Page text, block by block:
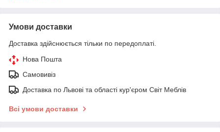
Умови доставки
Доставка здійснюється тільки по передоплаті.
Нова Пошта
Самовивіз
Доставка по Львові та області кур'єром Світ Меблів
Всі умови доставки